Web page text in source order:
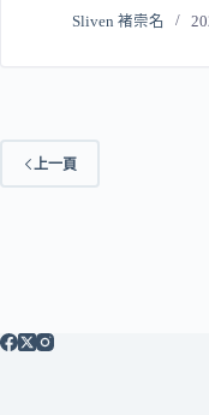
Sliven 褚崇名
上一頁